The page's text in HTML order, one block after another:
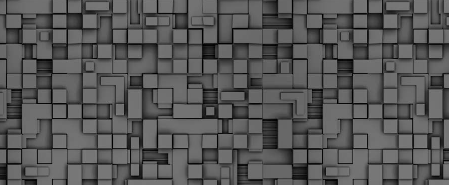
ΣτΕ απέρριψε οριστικά την προσφυγή της ΑΔΕΔΥ και ενός
για την επαναφορά των δώρων Χριστουγέννων,
και θερινής άδειας (13ος και 14ος μισθός) στους
του δημόσιου τομέα, κλείνοντας μια μακρά
δεκαετιών που αφορούσε τις μνημονιακές περικοπές.
Γνωστοποίηση έκδοσης οριστικών αποτελεσμάτων –
Παροχή οδηγιών.
κατεβάστε την πολυαναμενόμενη εγκύκλιο του Υπ.
Με διαρροή 2 μέρες πριν την στάση εργασίας
ενημερώνει το ΣτΕ για την απόρριψη της επαναφοράς